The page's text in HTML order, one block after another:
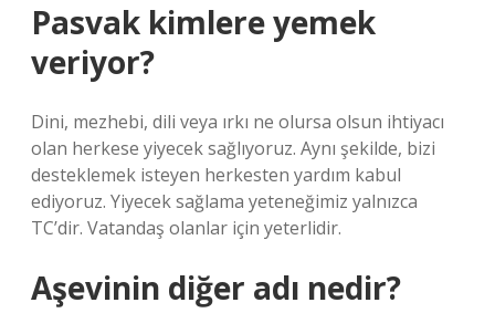
Pasvak kimlere yemek
veriyor?
Dini, mezhebi, dili veya ırkı ne olursa olsun ihtiyacı
olan herkese yiyecek sağlıyoruz. Aynı şekilde, bizi
desteklemek isteyen herkesten yardım kabul
ediyoruz. Yiyecek sağlama yeteneğimiz yalnızca
TC’dir. Vatandaş olanlar için yeterlidir.
Aşevinin diğer adı nedir?